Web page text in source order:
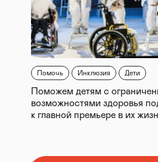
Помочь Инклюзия Дети
Поможем детям с
возможностями здоровья
к главной премьере в их